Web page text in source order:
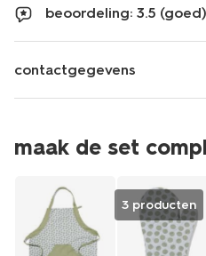
beoordeling: 3.5 (goed)
contactgegevens
maak de set
3 producten